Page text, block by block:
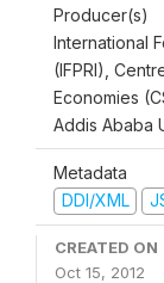
Producer(s)
International
(IFPRI),
Economies
Addis Ababa
Metadata
DDI/XML
CREATED ON
Oct 15, 2012